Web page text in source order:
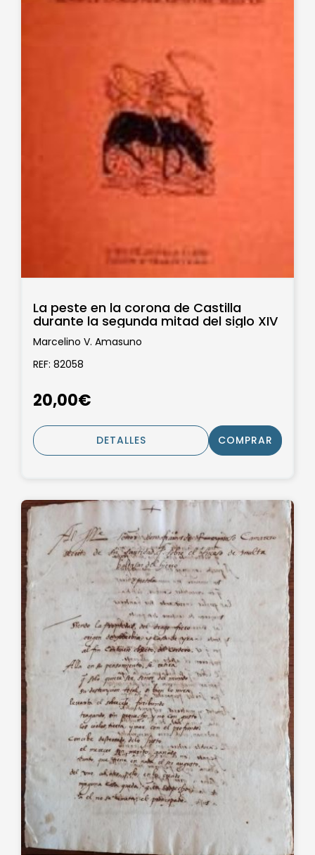
La peste en la corona de Castilla
durante la segunda mitad del siglo XIV
Marcelino V. Amasuno
REF: 82058
20,00€
DETALLES COMPRAR